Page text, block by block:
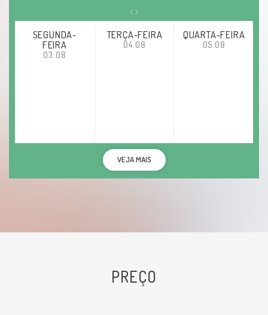
SEGUNDA-
FEIRA
03.08
TERÇA-FEIRA
04.08
QUARTA-FEIRA
05.08
VEJA MAIS
PREÇO